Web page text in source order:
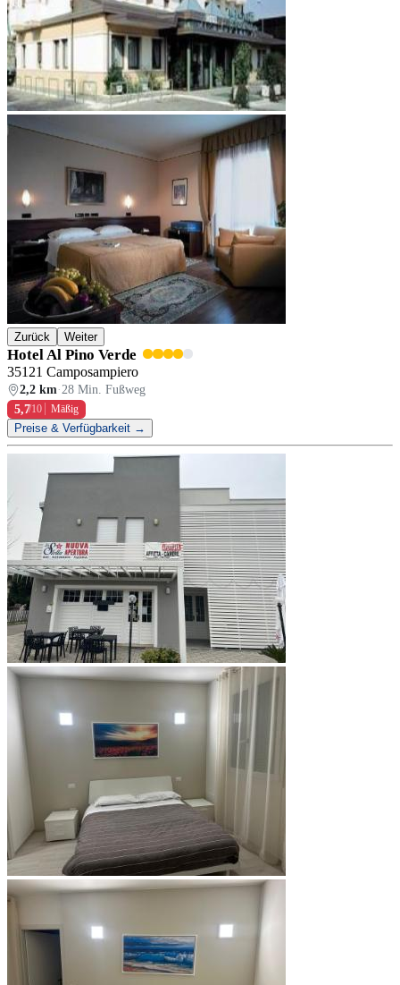
Zurück Weiter
Hotel Al Pino Verde
35121 Camposampiero
2,2 km · 28 Min. Fußweg
5,7/10 Mäßig
Preise & Verfügbarkeit →